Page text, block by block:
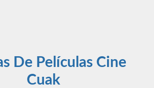
De Películas Cine
Cuak